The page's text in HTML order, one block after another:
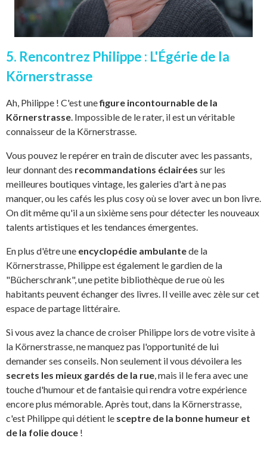
5. Rencontrez Philippe : L'Égérie de la
Körnerstrasse
Ah, Philippe ! C'est unefigure incontournable de la
Körnerstrasse. Impossible de le rater, il est un véritable
connaisseur de la Körnerstrasse.
Vous pouvez le repérer en train de discuter avec les passants,
leur donnant des recommandations éclairées sur les
meilleures boutiques vintage, les galeries d'art à ne pas
manquer, ou les cafés les plus cosy où se lover avec un bon livre.
On dit même qu'il a un sixième sens pour détecter les nouveaux
talents artistiques et les tendances émergentes.
En plus d'être une encyclopédie ambulantede la
Körnerstrasse, Philippe est également le gardien de la
"Bücherschrank", une petite bibliothèque de rue où les
habitants peuvent échanger des livres. Il veille avec zèle sur cet
espace de partage littéraire.
Si vous avez la chance de croiser Philippe lors de votre visite à
la Körnerstrasse, ne manquez pas l'opportunité de lui
demander ses conseils. Non seulement il vous dévoilera les
secrets les mieux gardés de la rue, mais il le fera avec une
touche d'humour et de fantaisie qui rendra votre expérience
encore plus mémorable. Après tout, dans la Körnerstrasse,
c'est Philippe qui détient le sceptre de la bonne humeur et
de la folie douce !